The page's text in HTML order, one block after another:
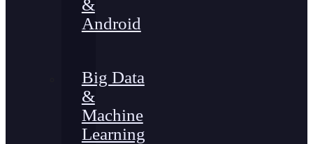
&
Android
Big Data
&
Machine
Learning